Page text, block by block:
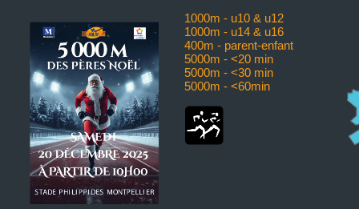
1000m - u10 & u12
1000m - u14 & u16
400m - parent-enfant
5000m - <20 min
5000m - <30 min
5000m - <60min